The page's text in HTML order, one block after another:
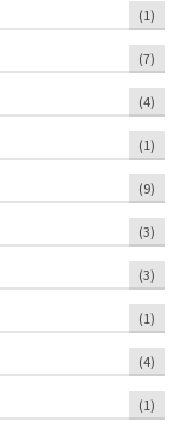
(1)
(7)
(4)
(1)
(9)
(3)
(3)
(1)
(4)
(1)